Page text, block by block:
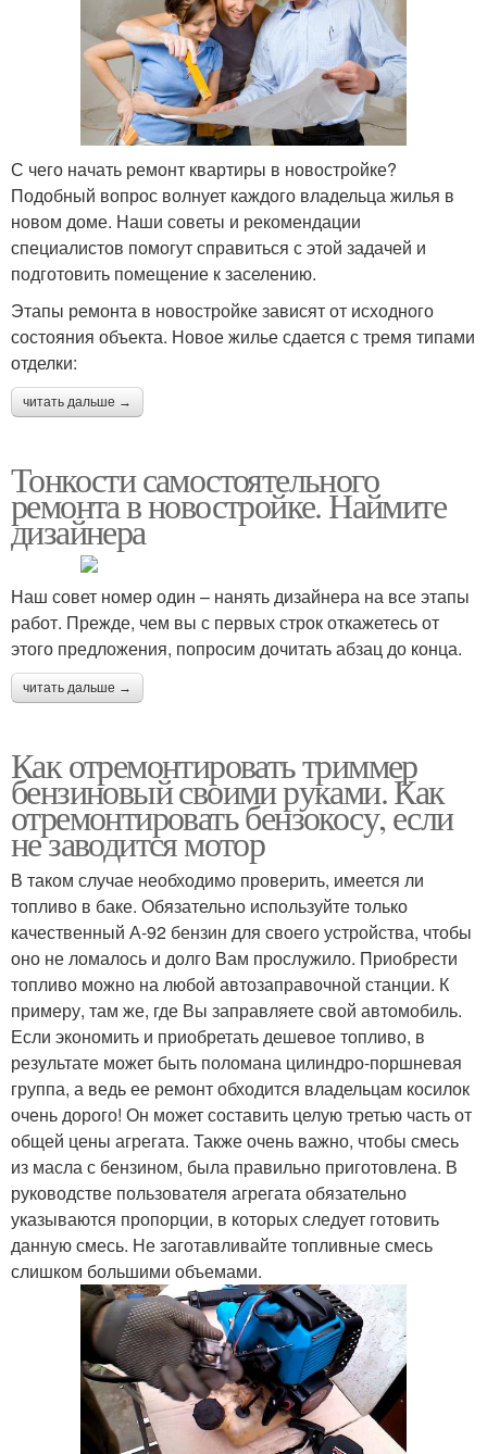
С чего начать ремонт квартиры в новостройке?
Подобный вопрос волнует каждого владельца жилья в
новом доме. Наши советы и рекомендации
специалистов помогут справиться с этой задачей и
подготовить помещение к заселению.
Этапы ремонта в новостройке зависят от исходного
состояния объекта. Новое жилье сдается с тремя типами
отделки:
читать дальше →
Тонкости самостоятельного
ремонта в новостройке. Наймите
дизайнера
Наш совет номер один – нанять дизайнера на все этапы
работ. Прежде, чем вы с первых строк откажетесь от
этого предложения, попросим дочитать абзац до конца.
читать дальше →
Как отремонтировать триммер
бензиновый своими руками. Как
отремонтировать бензокосу, если
не заводится мотор
В таком случае необходимо проверить, имеется ли
топливо в баке. Обязательно используйте только
качественный А-92 бензин для своего устройства, чтобы
оно не ломалось и долго Вам прослужило. Приобрести
топливо можно на любой автозаправочной станции. К
примеру, там же, где Вы заправляете свой автомобиль.
Если экономить и приобретать дешевое топливо, в
результате может быть поломана цилиндро-поршневая
группа, а ведь ее ремонт обходится владельцам косилок
очень дорого! Он может составить целую третью часть от
общей цены агрегата. Также очень важно, чтобы смесь
из масла с бензином, была правильно приготовлена. В
руководстве пользователя агрегата обязательно
указываются пропорции, в которых следует готовить
данную смесь. Не заготавливайте топливные смесь
слишком большими объемами.